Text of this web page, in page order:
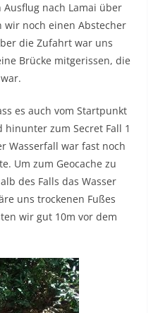
nach Lamai über
wir noch einen Abstecher
die Zufahrt war uns
Brücke mitgerissen, die
es auch vom Startpunkt
hinunter zum Secret Fall 1
Wasserfall war fast noch
Um zum Geocache zu
des Falls das Wasser
uns trockenen Fußes
wir gut 10m vor dem